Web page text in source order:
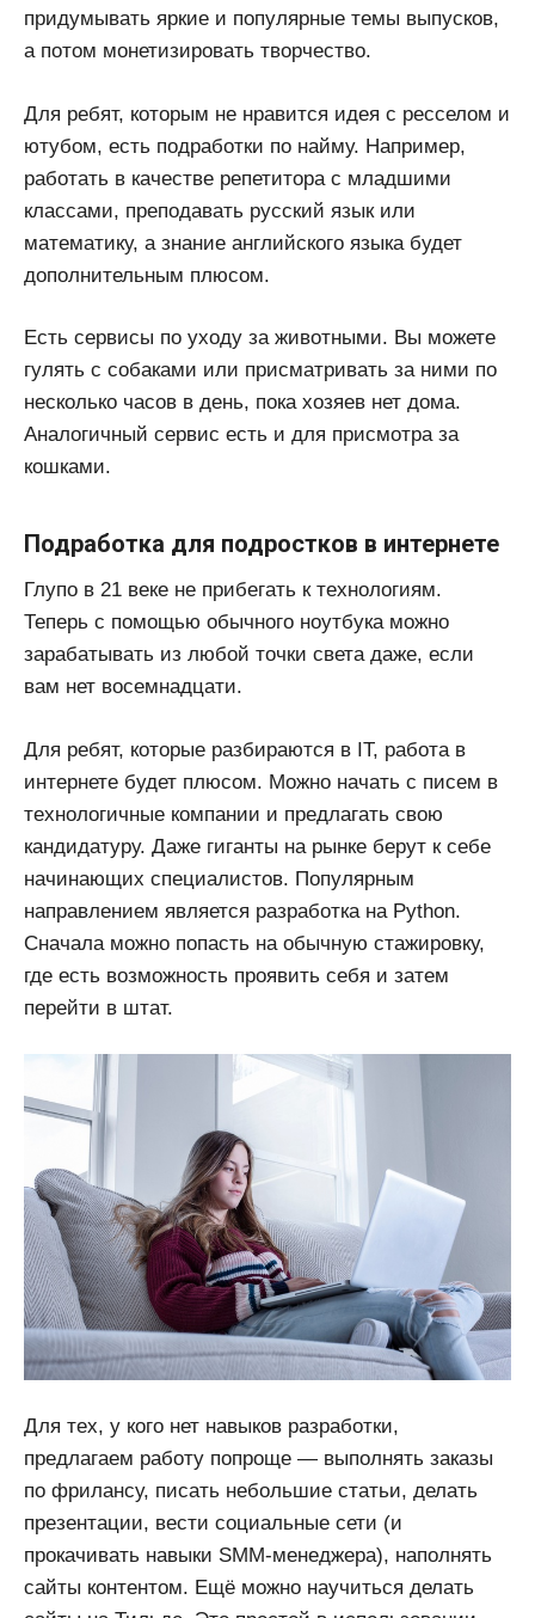
придумывать яркие и популярные темы выпусков,
а потом монетизировать творчество.
Для ребят, которым не нравится идея с ресселом и
ютубом, есть подработки по найму. Например,
работать в качестве репетитора с младшими
классами, преподавать русский язык или
математику, а знание английского языка будет
дополнительным плюсом.
Есть сервисы по уходу за животными. Вы можете
гулять с собаками или присматривать за ними по
несколько часов в день, пока хозяев нет дома.
Аналогичный сервис есть и для присмотра за
кошками.
Подработка для подростков в интернете
Глупо в 21 веке не прибегать к технологиям.
Теперь с помощью обычного ноутбука можно
зарабатывать из любой точки света даже, если
вам нет восемнадцати.
Для ребят, которые разбираются в IT, работа в
интернете будет плюсом. Можно начать с писем в
технологичные компании и предлагать свою
кандидатуру. Даже гиганты на рынке берут к себе
начинающих специалистов. Популярным
направлением является разработка на Python.
Сначала можно попасть на обычную стажировку,
где есть возможность проявить себя и затем
перейти в штат.
Для тех, у кого нет навыков разработки,
предлагаем работу попроще — выполнять заказы
по фрилансу, писать небольшие статьи, делать
презентации, вести социальные сети (и
прокачивать навыки SMM-менеджера), наполнять
сайты контентом. Ещё можно научиться делать